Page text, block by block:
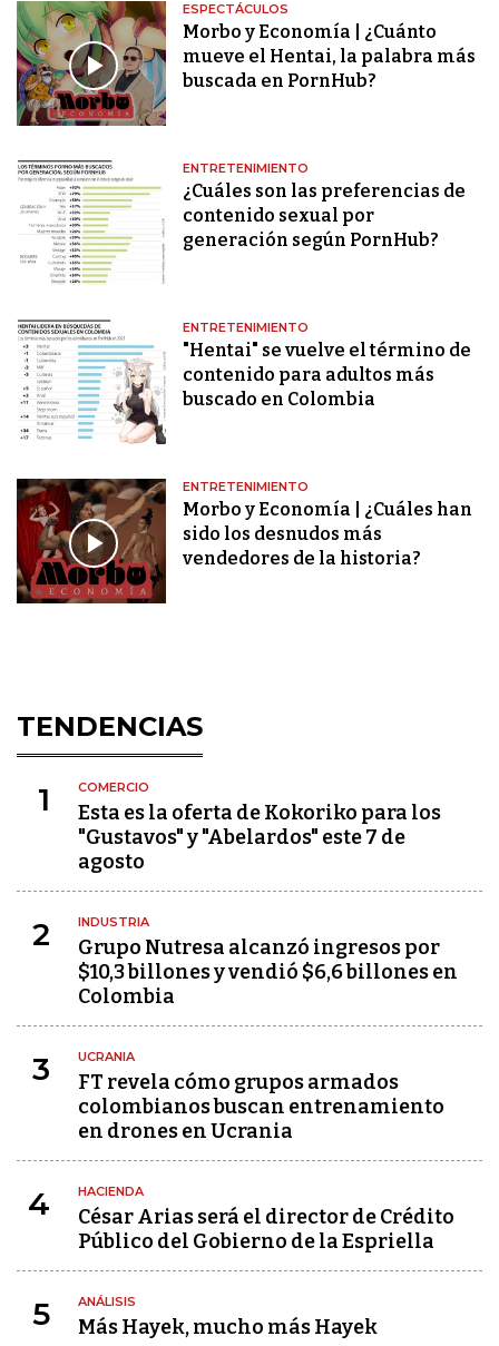
ESPECTÁCULOS
Morbo y Economía | ¿Cuánto
mueve el Hentai, la palabra más
buscada en PornHub?
ENTRETENIMIENTO
¿Cuáles son las preferencias de
contenido sexual por
generación según PornHub?
ENTRETENIMIENTO
"Hentai" se vuelve el término de
contenido para adultos más
buscado en Colombia
ENTRETENIMIENTO
Morbo y Economía | ¿Cuáles han
sido los desnudos más
vendedores de la historia?
TENDENCIAS
1 COMERCIO
Esta es la oferta de Kokoriko para los
"Gustavos" y "Abelardos" este 7 de
agosto
2 INDUSTRIA
Grupo Nutresa alcanzó ingresos por
$10,3 billones y vendió $6,6 billones en
Colombia
3 UCRANIA
FT revela cómo grupos armados
colombianos buscan entrenamiento
en drones en Ucrania
4 HACIENDA
César Arias será el director de Crédito
Público del Gobierno de la Espriella
5 ANÁLISIS
Más Hayek, mucho más Hayek